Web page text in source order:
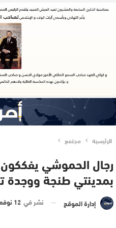
الرئيسية مجتمع
رجال الحموشي
بمدينتي طنجة ووجدة
إدارة الموقع نشر في 12 نوفمبر 2016 الساعة 2 و 34 دقيقة